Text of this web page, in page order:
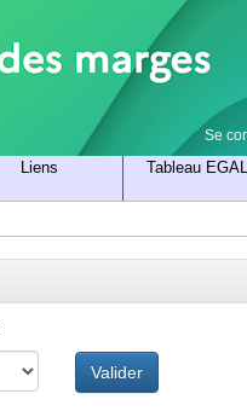
Se
Liens Tableau
Valider